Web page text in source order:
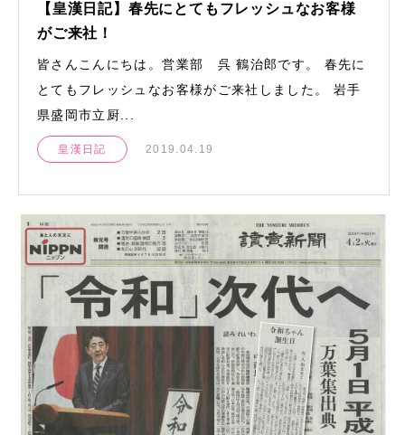
【皇漢日記】春先にとてもフレッシュなお客様
がご来社！
皆さんこんにちは。営業部 呉 鶴治郎です。 春先に
とてもフレッシュなお客様がご来社しました。 岩手
県盛岡市立厨...
皇漢日記 2019.04.19